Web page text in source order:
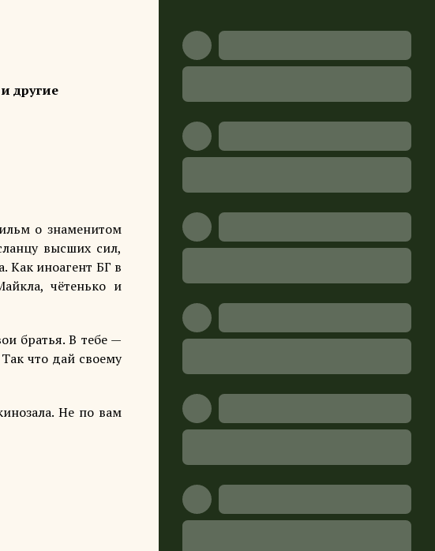
другие
о знаменитом
высших сил,
Как иноагент БГ в
чётенько и
братья. В тебе —
что дай своему
Не по вам